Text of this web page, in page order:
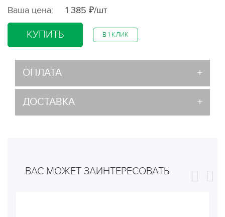
Ваша цена: 1 385 ₽/шт
КУПИТЬ В 1 КЛИК
ОПЛАТА
ДОСТАВКА
ВАС МОЖЕТ ЗАИНТЕРЕСОВАТЬ